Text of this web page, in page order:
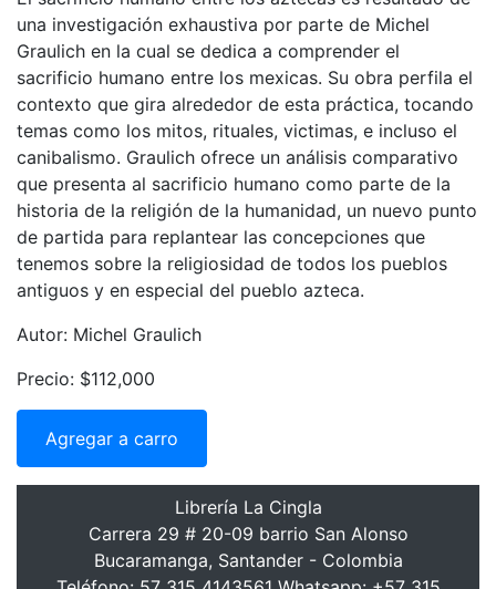
una investigación exhaustiva por parte de Michel
Graulich en la cual se dedica a comprender el
sacrificio humano entre los mexicas. Su obra perfila el
contexto que gira alrededor de esta práctica, tocando
temas como los mitos, rituales, victimas, e incluso el
canibalismo. Graulich ofrece un análisis comparativo
que presenta al sacrificio humano como parte de la
historia de la religión de la humanidad, un nuevo punto
de partida para replantear las concepciones que
tenemos sobre la religiosidad de todos los pueblos
antiguos y en especial del pueblo azteca.
Autor: Michel Graulich
Precio: $112,000
Agregar a carro
Librería La Cingla
Carrera 29 # 20-09 barrio San Alonso
Bucaramanga, Santander - Colombia